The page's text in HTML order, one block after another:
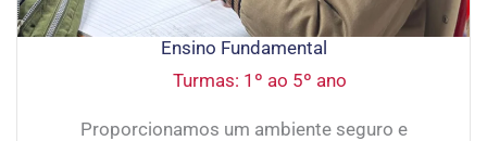
Ensino Fundamental
Turmas: 1º ao 5º ano
Proporcionamos um ambiente seguro e